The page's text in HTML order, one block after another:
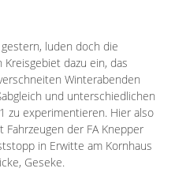
luden doch die
dazu ein, das
Winterabenden
und unterschiedlichen
zu experimentieren. Hier also
Fahrzeugen der FA Knepper
in Erwitte am Kornhaus
Geseke.